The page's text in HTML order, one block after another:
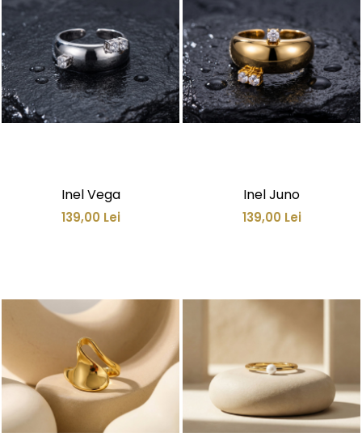
Inel Vega
139,00 Lei
Inel Juno
139,00 Lei